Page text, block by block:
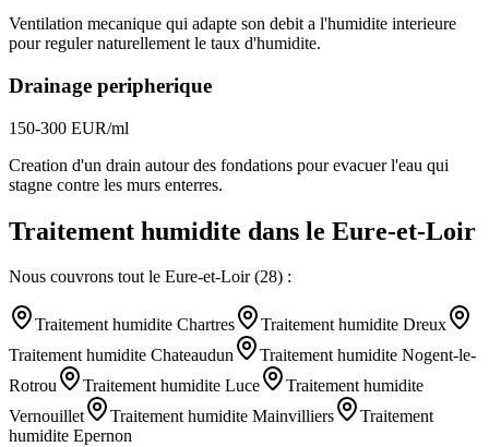
Ventilation mecanique qui adapte son debit a l'humidite interieure
pour reguler naturellement le taux d'humidite.
Drainage peripherique
150-300 EUR/ml
Creation d'un drain autour des fondations pour evacuer l'eau qui
stagne contre les murs enterres.
Traitement humidite dans le Eure-et-Loir
Nous couvrons tout le Eure-et-Loir(28) :
Traitement humidite Chartres Traitement humidite Dreux
Traitement humidite Chateaudun Traitement humidite Nogent-le-
Rotrou
Traitement humidite Luce
Traitement humidite
Vernouillet
Traitement humidite Mainvilliers
Traitement
humidite Epernon